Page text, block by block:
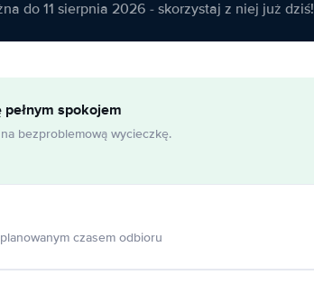
do 11 sierpnia 2026 - skorzystaj z niej już dziś!
spokojem
bezproblemową wycieczkę.
czasem odbioru